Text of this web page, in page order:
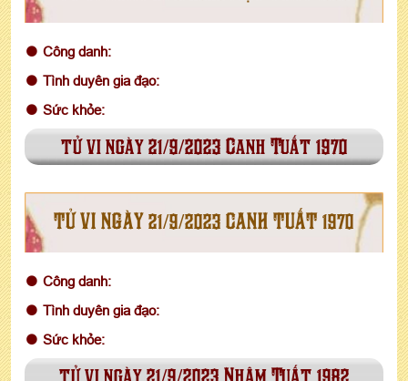
Công danh:
Tình duyên gia đạo:
Sức khỏe:
tử vi ngày 21/9/2023 Canh Tuất 1970
TỬ VI NGÀY 21/9/2023 CANH TUẤT 1970
Công danh:
Tình duyên gia đạo:
Sức khỏe: